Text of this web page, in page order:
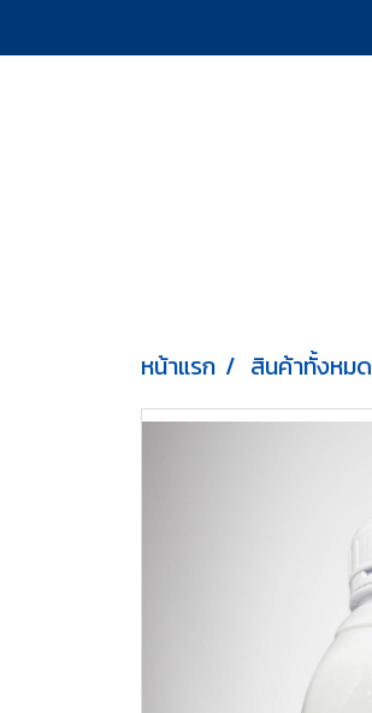
หน้าแรก
สินค้าทั้งหมด